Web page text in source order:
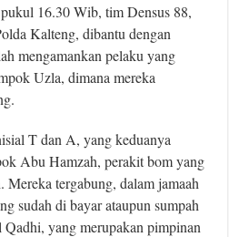
16.30 Wib, tim Densus 88,
Kalteng, dibantu dengan
mengamankan pelaku yang
Uzla, dimana mereka
T dan A, yang keduanya
Abu Hamzah, perakit bom yang
tergabung, dalam jamaah
sudah di bayar ataupun sumpah
yang merupakan pimpinan